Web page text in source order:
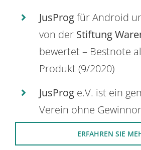
JusProgfür Android
von der Stiftung
bewertet – Bestnote
Produkt (9/2020)
JusProg e.V. ist ein
Verein ohne
ERFAHREN SIE